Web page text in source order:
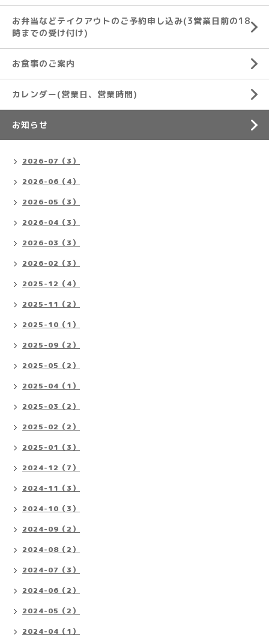
お弁当などテイクアウトのご予約申し込み(3営業日前の18
時までの受け付け)
お食事のご案内
カレンダー(営業日、営業時間)
お知らせ
2026-07（3）
2026-06（4）
2026-05（3）
2026-04（3）
2026-03（3）
2026-02（3）
2025-12（4）
2025-11（2）
2025-10（1）
2025-09（2）
2025-05（2）
2025-04（1）
2025-03（2）
2025-02（2）
2025-01（3）
2024-12（7）
2024-11（3）
2024-10（3）
2024-09（2）
2024-08（2）
2024-07（3）
2024-06（2）
2024-05（2）
2024-04（1）